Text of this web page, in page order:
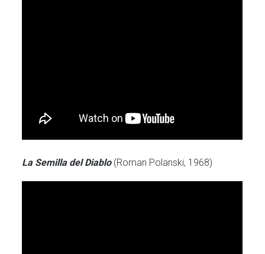
La Semilla del Diablo(Roman Polanski, 1968)